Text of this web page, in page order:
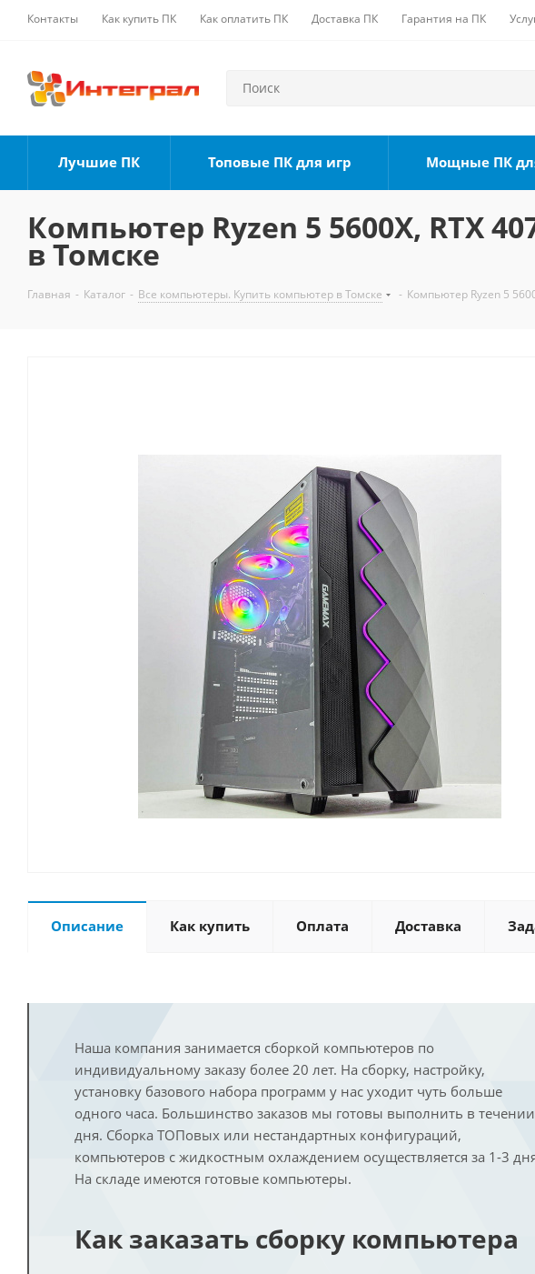
Контакты Как купить ПК Как оплатить ПК Доставка ПК Гарантия на ПК
Лучшие ПК Топовые ПК для игр Мощные ПК
Компьютер Ryzen 5 5600X, RTX
в Томске
Главная - Каталог - Все компьютеры. Купить компьютер в Томске - Компьютер Ryzen 5
Описание Как купить Оплата Доставка
Наша компания занимается сборкой компьютеров по
индивидуальному заказу более 20 лет. На сборку, настройку,
установку базового набора программ у нас уходит чуть больше
одного часа. Большинство заказов мы готовы выполнить в течении
дня. Сборка ТОПовых или нестандартных конфигураций,
компьютеров с жидкостным охлаждением осуществляется за 1-3
На складе имеются готовые компьютеры.
Как заказать сборку компьютера